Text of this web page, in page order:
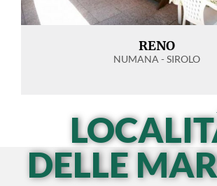
RENO
NUMANA - SIROLO
DELLE